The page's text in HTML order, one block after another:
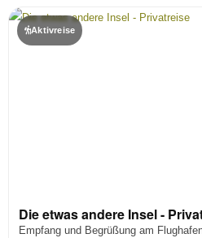
Aktivreise
Die etwas andere Insel -
Empfang und Begrüßung am